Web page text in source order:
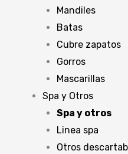
Mandiles
Batas
Cubre zapatos
Gorros
Mascarillas
Spa y Otros
Spa y otros
Linea spa
Otros